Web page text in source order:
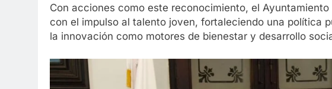
Con acciones como este reconocimiento, el
con el impulso al talento joven, fortaleciendo una política
la innovación como motores de bienestar y desarrollo